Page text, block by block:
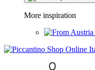
More inspiration